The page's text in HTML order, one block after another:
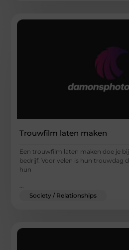
Trouwfilm laten maken
Een trouwfilm laten maken doe je
bedrijf. Voor velen is hun trouwdag
hun
...
Society / Relationships